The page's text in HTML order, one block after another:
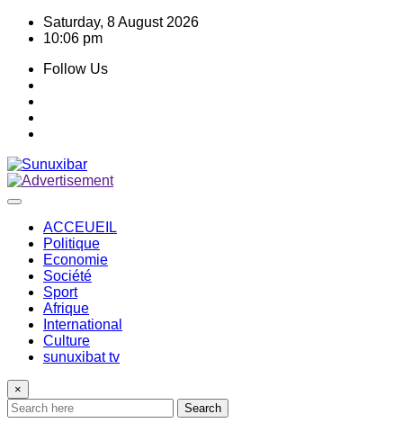
Skip
Saturday, 8 August 2026
10:06 pm
Follow Us
ACCEUEIL
Politique
Economie
Société
Sport
Afrique
International
Culture
sunuxibat tv
×
Search